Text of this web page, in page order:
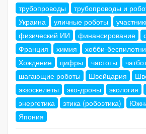
трубопроводы
трубопроводы и
Украина
уличные роботы
физический ИИ
финансирование
Франция
химия хобби-
Хождение
цифры частоты
шагающие роботы
Швейцария
экзоскелеты
эко-дроны экология
энергетика
этика (робоэтика)
Япония